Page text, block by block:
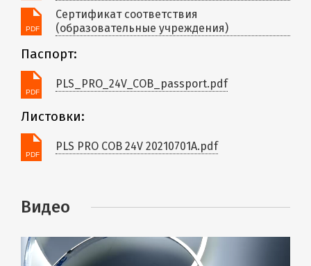
Сертификат соответствия
(образовательные учреждения)
Паспорт:
PLS_PRO_24V_COB_passport.pdf
Листовки:
PLS PRO COB 24V 20210701A.pdf
Видео